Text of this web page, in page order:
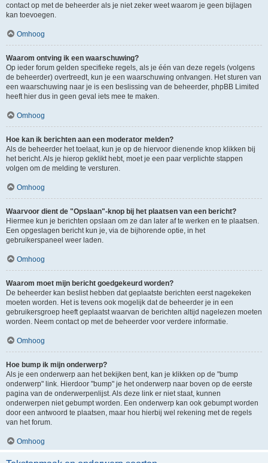
contact op met de beheerder als je niet zeker weet waarom je geen bijlagen
kan toevoegen.
Omhoog
Waarom ontving ik een waarschuwing?
Op ieder forum gelden specifieke regels, als je één van deze regels (volgens
de beheerder) overtreedt, kun je een waarschuwing ontvangen. Het sturen van
een waarschuwing naar je is een beslissing van de beheerder, phpBB Limited
heeft hier dus in geen geval iets mee te maken.
Omhoog
Hoe kan ik berichten aan een moderator melden?
Als de beheerder het toelaat, kun je op de hiervoor dienende knop klikken bij
het bericht. Als je hierop geklikt hebt, moet je een paar verplichte stappen
volgen om de melding te versturen.
Omhoog
Waarvoor dient de "Opslaan"-knop bij het plaatsen van een bericht?
Hiermee kun je berichten opslaan om ze dan later af te werken en te plaatsen.
Een opgeslagen bericht kun je, via de bijhorende optie, in het
gebruikerspaneel weer laden.
Omhoog
Waarom moet mijn bericht goedgekeurd worden?
De beheerder kan beslist hebben dat geplaatste berichten eerst nagekeken
moeten worden. Het is tevens ook mogelijk dat de beheerder je in een
gebruikersgroep heeft geplaatst waarvan de berichten altijd nagelezen moeten
worden. Neem contact op met de beheerder voor verdere informatie.
Omhoog
Hoe bump ik mijn onderwerp?
Als je een onderwerp aan het bekijken bent, kan je klikken op de "bump
onderwerp" link. Hierdoor "bump" je het onderwerp naar boven op de eerste
pagina van de onderwerpenlijst. Als deze link er niet staat, kunnen
onderwerpen niet gebumpt worden. Een onderwerp kan ook gebumpt worden
door een antwoord te plaatsen, maar hou hierbij wel rekening met de regels
van het forum.
Omhoog